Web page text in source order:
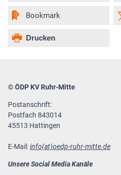
Bookmark
Drucken
© ÖDP KV Ruhr-Mitte
Postanschrift:
Postfach 843014
45513 Hattingen
E-Mail:info(at)oedp-ruhr-mitte.de
Unsere Social Media Kanäle